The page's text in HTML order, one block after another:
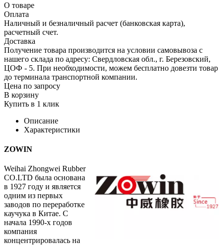
О товаре
Оплата
Наличный и безналичный расчет (банковская карта),
расчетный счет.
Доставка
Получение товара производится на условии самовывоза с
нашего склада по адресу: Свердловская обл., г. Березовский,
ЦОФ - 5. При необходимости, можем бесплатно довезти товар
до терминала транспортной компании.
Цена по запросу
В корзину
Купить в 1 клик
Описание
Характеристики
ZOWIN
Weihai Zhongwei Rubber
CO.LTD была основана
в 1927 году и является
одним из первых
заводов по переработке
каучука в Китае. С
начала 1990-х годов
компания
концентрировалась на